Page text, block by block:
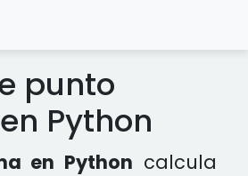
punto
Python
en Python calcula